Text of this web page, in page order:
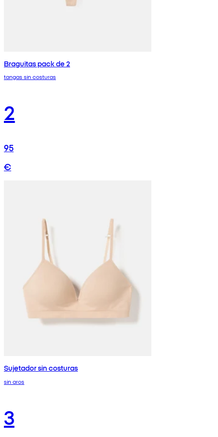
Braguitas pack de 2
tangas sin costuras
2
95
€
Sujetador sin costuras
sin aros
3